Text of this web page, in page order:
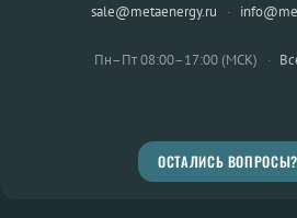
sale@metaenergy.ru ·
Пн–Пт 08:00–17:00 (МСК) ·
ОСТАЛИСЬ ВОПРОСЫ?